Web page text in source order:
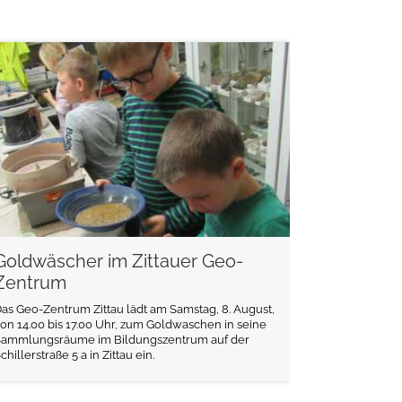
im Zittauer Geo-
Geo-Zentrum Zittau lädt am Samstag, 8. August,
14.00 bis 17.00 Uhr, zum Goldwaschen in seine
im Bildungszentrum auf der
5 a in Zittau ein.
weiterlesen